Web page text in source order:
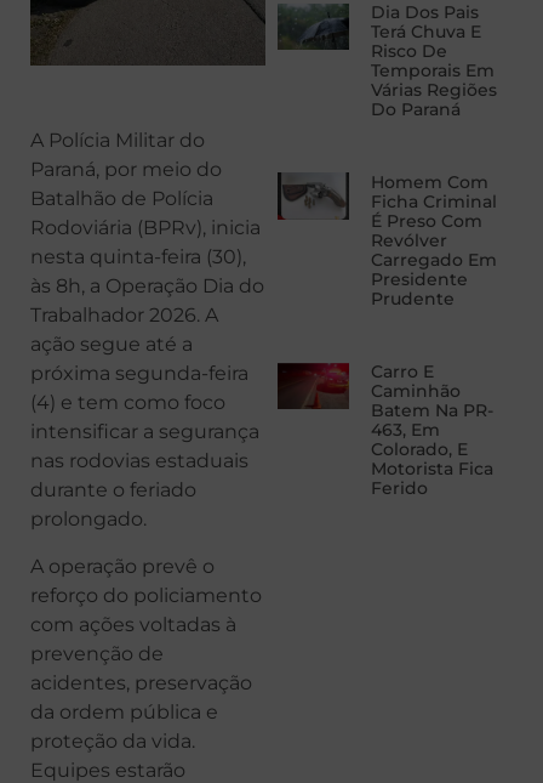
A Polícia Militar do
Paraná, por meio do
Batalhão de Polícia
Rodoviária (BPRv), inicia
nesta quinta-feira (30),
às 8h, a Operação Dia do
Trabalhador 2026. A
ação segue até a
próxima segunda-feira
(4) e tem como foco
intensificar a segurança
nas rodovias estaduais
durante o feriado
prolongado.
A operação prevê o
reforço do policiamento
com ações voltadas à
prevenção de
acidentes, preservação
da ordem pública e
proteção da vida.
Equipes estarão
Dia Dos Pais
Terá Chuva E
Risco De
Temporais Em
Várias Regiões
Do Paraná
Homem Com
Ficha Criminal
É Preso Com
Revólver
Carregado Em
Presidente
Prudente
Carro E
Caminhão
Batem Na PR-
463, Em
Colorado, E
Motorista Fica
Ferido